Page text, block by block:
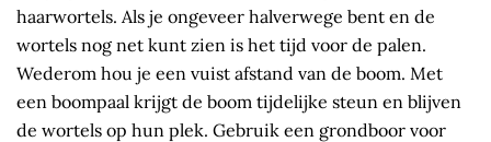
haarwortels. Als je ongeveer halverwege bent en de
wortels nog net kunt zien is het tijd voor de palen.
Wederom hou je een vuist afstand van de boom. Met
een boompaal krijgt de boom tijdelijke steun en blijven
de wortels op hun plek. Gebruik een grondboor voor